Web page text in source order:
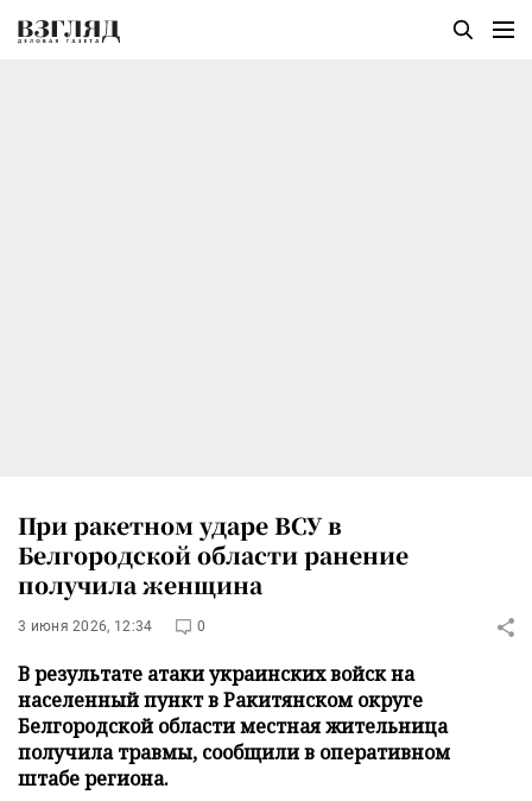
При ракетном ударе ВСУ в
Белгородской области ранение
получила женщина
3 июня 2026, 12:34 0
В результате атаки украинских войск на
населенный пункт в Ракитянском округе
Белгородской области местная жительница
получила травмы, сообщили в оперативном
штабе региона.